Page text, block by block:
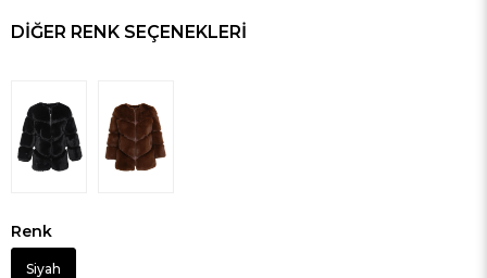
DIĞER RENK SEÇENEKLERI
Renk
Siyah